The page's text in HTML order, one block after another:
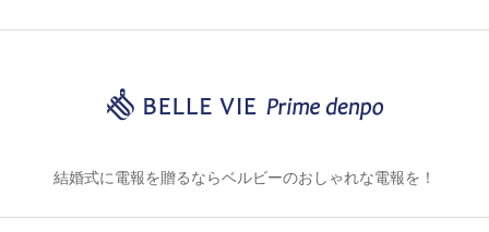
結婚式に電報を贈るならベルビーのおしゃれな電報を！